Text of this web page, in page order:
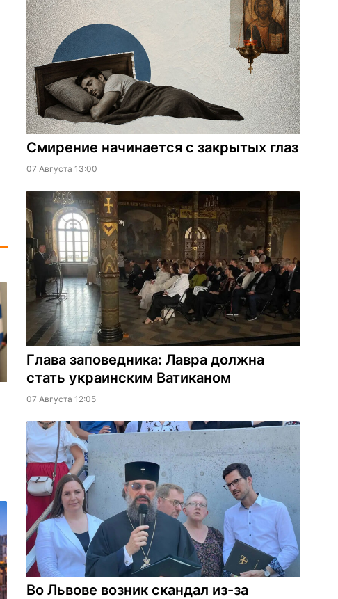
Смирение начинается с закрытых глаз
07 Августа 13:00
Глава заповедника: Лавра должна
стать украинским Ватиканом
07 Августа 12:05
Во Львове возник скандал из-за